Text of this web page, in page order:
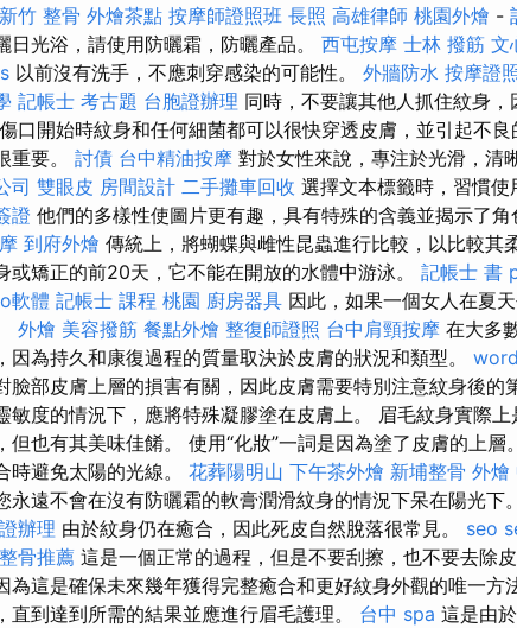
新竹 整骨 外燴茶點 按摩師證照班 長照 高雄律師 桃園外燴 -
日光浴，請使用防曬霜，防曬產品。 西屯按摩 士林 撥筋 文
以前沒有洗手，不應刺穿感染的可能性。 外牆防水 按摩證
記帳士 考古題 台胞證辦理 同時，不要讓其他人抓住紋身，
口開始時紋身和任何細菌都可以很快穿透皮膚，並引起不
重要。 討債 台中精油按摩 對於女性來說，專注於光滑，清
司 雙眼皮 房間設計 二手攤車回收 選擇文本標籤時，習慣使
證 他們的多樣性使圖片更有趣，具有特殊的含義並揭示了角
到府外燴 傳統上，將蝴蝶與雌性昆蟲進行比較，以比較其
或矯正的前20​​天，它不能在開放的水體中游泳。 記帳士 書
軟體 記帳士 課程 桃園 廚房器具 因此，如果一個女人在夏
外燴 美容撥筋 餐點外燴 整復師證照 台中肩頸按摩 在大多
因為持久和康復過程的質量取決於皮膚的狀況和類型。
臉部皮膚上層的損害有關，因此皮膚需要特別注意紋身後的
敏度的情況下，應將特殊凝膠塗在皮膚上。 眉毛紋身實際
但也有其美味佳餚。 使用“化妝”一詞是因為塗了皮膚的上
時避免太陽的光線。 花葬陽明山 下午茶外燴 新埔整骨 外燴
永遠不會在沒有防曬霜的軟膏潤滑紋身的情況下呆在陽光下。
辦理 由於紋身仍在癒合，因此死皮自然脫落很常見。 seo
骨推薦 這是一個正常的過程，但是不要刮擦，也不要去除
為這是確保未來幾年獲得完整癒合和更好紋身外觀的唯一方
直到達到所需的結果並應進行眉毛護理。 台中 spa 這是由